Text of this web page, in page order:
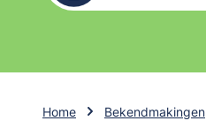
Home
Bekendmakingen